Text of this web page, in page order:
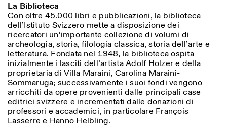
La Biblioteca
Con oltre 45.000 libri e pubblicazioni, la biblioteca
dell’Istituto Svizzero mette a disposizione dei
ricercatori un’importante collezione di volumi di
archeologia, storia, filologia classica, storia dell’arte e
letteratura. Fondata nel 1948, la biblioteca ospita
inizialmente i lasciti dell’artista Adolf Holzer e della
proprietaria di Villa Maraini, Carolina Maraini-
Sommaruga; successivamente i suoi fondi vengono
arricchiti da opere provenienti dalle principali case
editrici svizzere e incrementati dalle donazioni di
professori e accademici, in particolare François
Lasserre e Hanno Helbling.